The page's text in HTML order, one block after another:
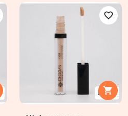

favorite_border